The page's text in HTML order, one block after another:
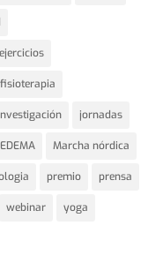
ejercicios
fisioterapia
jornadas
Marcha nórdica
premio prensa
webinar yoga